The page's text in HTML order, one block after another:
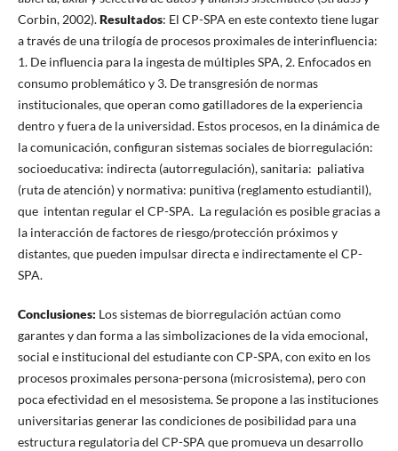
Corbin, 2002).Resultados: El CP-SPA en este contexto tiene lugar
a través de una trilogía de procesos proximales de interinfluencia:
1. De influencia para la ingesta de múltiples SPA, 2. Enfocados en
consumo problemático y 3. De transgresión de normas
institucionales, que operan como gatilladores de la experiencia
dentro y fuera de la universidad. Estos procesos, en la dinámica de
la comunicación, configuran sistemas sociales de biorregulación:
socioeducativa: indirecta (autorregulación), sanitaria: paliativa
(ruta de atención) y normativa: punitiva (reglamento estudiantil),
que intentan regular el CP-SPA. La regulación es posible gracias a
la interacción de factores de riesgo/protección próximos y
distantes, que pueden impulsar directa e indirectamente el CP-
SPA.
Conclusiones: Los sistemas de biorregulación actúan como
garantes y dan forma a las simbolizaciones de la vida emocional,
social e institucional del estudiante con CP-SPA, con exito en los
procesos proximales persona-persona (microsistema), pero con
poca efectividad en el mesosistema. Se propone a las instituciones
universitarias generar las condiciones de posibilidad para una
estructura regulatoria del CP-SPA que promueva un desarrollo